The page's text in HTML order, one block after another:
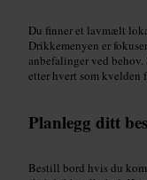
Du finner et lavmælt
Drikkemenyen er
anbefalinger ved
etter hvert som kvelden
Planlegg ditt
Bestill bord hvis du